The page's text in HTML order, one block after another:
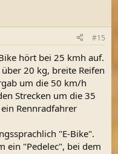
#15
hört bei 25 kmh auf.
20 kg, breite Reifen
um die 50 km/h
Strecken um die 35
Rennradfahrer
"E-Bike".
ein "Pedelec", bei dem